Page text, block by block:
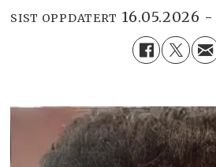
SIST OPPDATERT 16.05.2026 -